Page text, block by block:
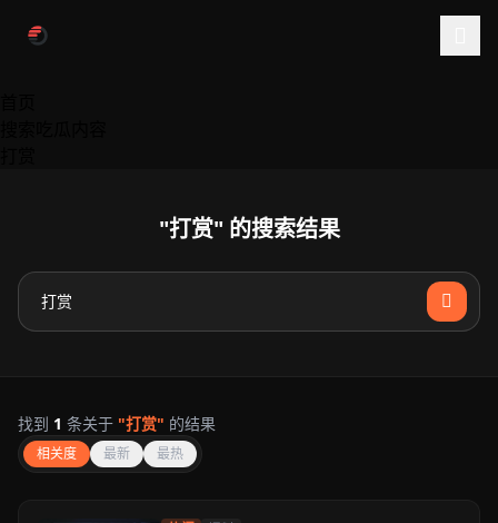
"打赏" 的搜索结果
找到 1 条关于 "打赏" 的结果
相关度 最新 最热